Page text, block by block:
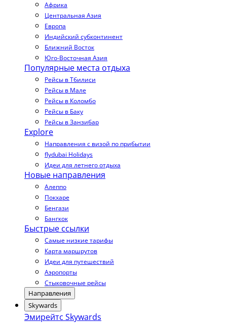
Африка
Центральная Азия
Европа
Индийский субконтинент
Ближний Восток
Юго-Восточная Азия
Популярные места отдыха
Рейсы в Тбилиси
Рейсы в Мале
Рейсы в Коломбо
Рейсы в Баку
Рейсы в Занзибар
Explore
Направления с визой по прибытии
flydubai Holidays
Идеи для летнего отдыха
Новые направления
Алеппо
Покхаре
Бенгази
Бангкок
Быстрые ссылки
Самые низкие тарифы
Карта маршрутов
Идеи для путешествий
Аэропорты
Стыковочные рейсы
Направления
Skywards
Эмирейтс Skywards